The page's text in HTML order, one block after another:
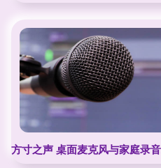
方寸之声 桌面麦克风与家庭录